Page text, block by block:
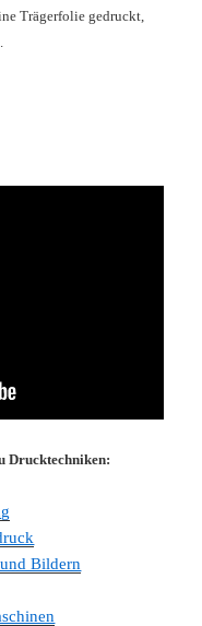
Trägerfolie gedruckt,
Drucktechniken:
Bildern